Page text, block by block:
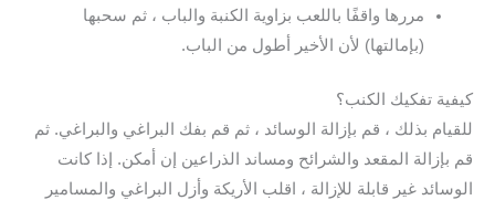
مررها واقفًا باللعب بزاوية الكنبة والباب ، ثم سحبها
(بإمالتها) لأن الأخير أطول من الباب.
كيفية تفكيك الكنب؟
للقيام بذلك ، قم بإزالة الوسائد ، ثم قم بفك البراغي والبراغي. ثم
قم بإزالة المقعد والشرائح ومساند الذراعين إن أمكن. إذا كانت
الوسائد غير قابلة للإزالة ، اقلب الأريكة وأزل البراغي والمسامير